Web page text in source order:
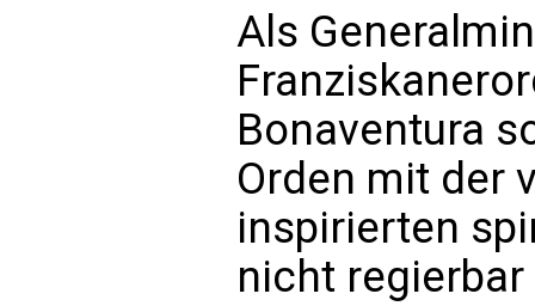
Als
Bonaventura
Orden mit der
inspirierten
nicht